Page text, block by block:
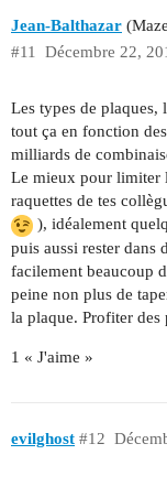
Jean-Balthazar
Décembre 22,
#11
Les types de plaques,
tout ça en fonction
milliards de
Le mieux pour limiter
raquettes de tes
), idéalement
puis aussi rester dans
facilement beaucoup
peine non plus de
la plaque. Profiter
1 « J'aime »
evilghost #12